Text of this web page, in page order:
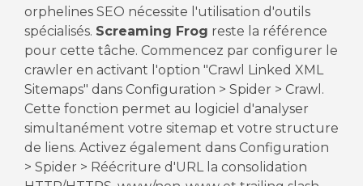
orphelines SEO nécessite l'utilisation d'outils
spécialisés. Screaming Frog reste la référence
pour cette tâche. Commencez par configurer le
crawler en activant l'option "Crawl Linked XML
Sitemaps" dans Configuration > Spider > Crawl.
Cette fonction permet au logiciel d'analyser
simultanément votre sitemap et votre structure
de liens. Activez également dans Configuration
> Spider > Réécriture d'URL la consolidation